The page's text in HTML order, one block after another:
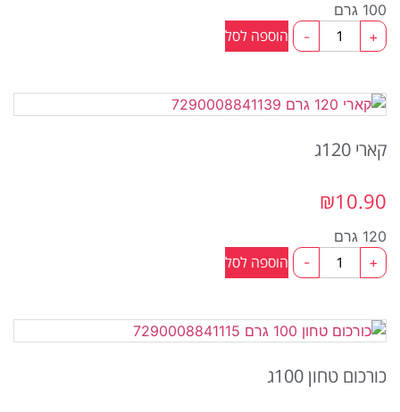
100 גרם
-
כמות
קינמון
+ הוספה לסל
קארי 120ג
₪10.90
120 גרם
-
כמות
קארי
+ הוספה לסל
כורכום טחון 100ג